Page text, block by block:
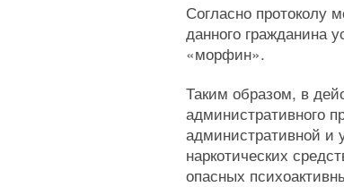
Согласно протоколу
данного гражданина
«морфин».
Таким образом, в
административного
административной и
наркотических
опасных